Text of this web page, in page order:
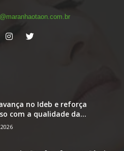
no Ideb e reforça
com a qualidade da...